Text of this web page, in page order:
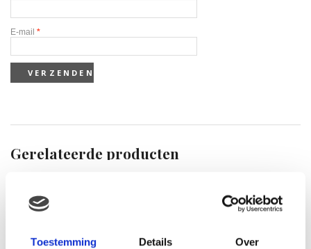
Toestemming Details Over
E-mail *
Gerelateerde producten